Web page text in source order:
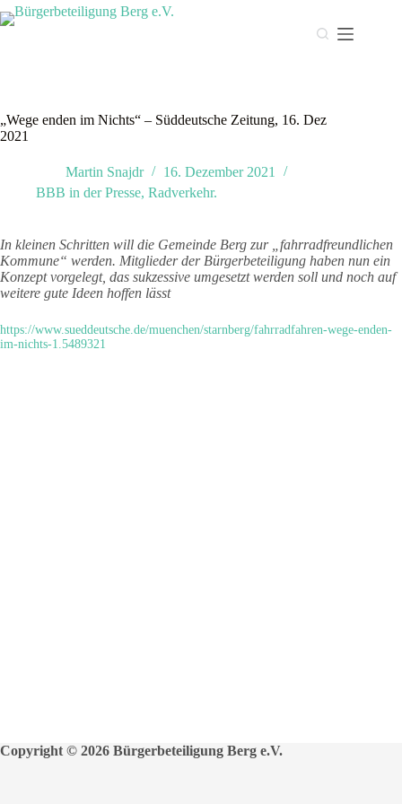
Zum
Inhalt
„Wege enden im Nichts“ – Süddeutsche Zeitung, 16. Dez
2021
Martin Snajdr
16. Dezember 2021
BBB in der Presse, Radverkehr.
In kleinen Schritten will die Gemeinde Berg zur „fahrradfreundlichen
Kommune“ werden. Mitglieder der Bürgerbeteiligung haben nun ein
Konzept vorgelegt, das sukzessive umgesetzt werden soll und noch auf
weitere gute Ideen hoffen lässt
https://www.sueddeutsche.de/muenchen/starnberg/fahrradfahren-wege-enden-
im-nichts-1.5489321
Copyright © 2026 Bürgerbeteiligung Berg e.V.